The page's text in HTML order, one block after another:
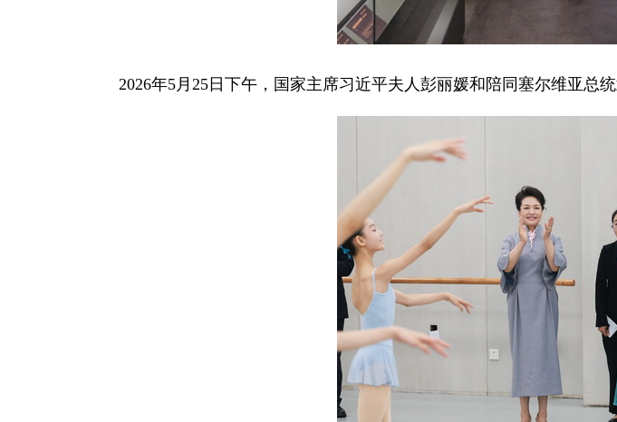
2026年5月25日下午，国家主席习近平夫人彭丽媛和陪同塞尔维亚总